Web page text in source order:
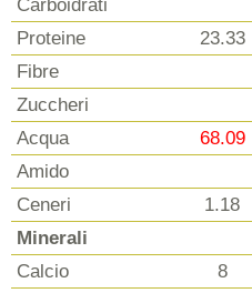
Carboidrati
Proteine
23.33
Fibre
Zuccheri
Acqua
68.09
Amido
Ceneri
1.18
Minerali
Calcio
8